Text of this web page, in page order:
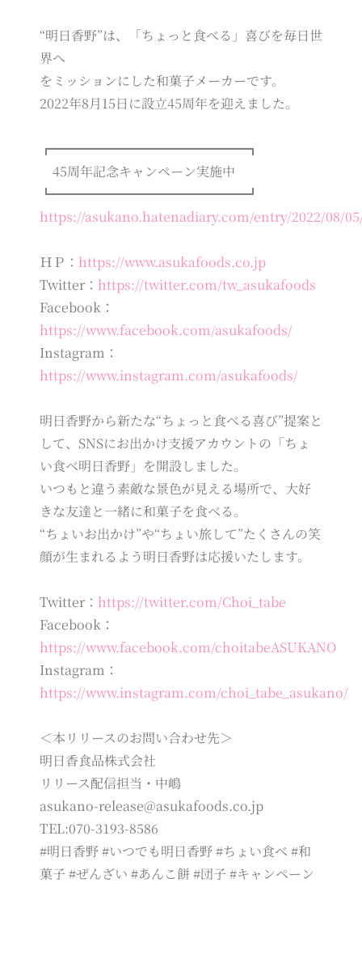
“明日香野”は、「ちょっと食べる」喜びを毎日世
界へ
をミッションにした和菓子メーカーです。
2022年8月15日に設立45周年を迎えました。
┏━━━━━━━━━━━━━━━┓
45周年記念キャンペーン実施中
┗━━━━━━━━━━━━━━━┛
https://asukano.hatenadiary.com/entry/2022/08/
ＨＰ： https://www.asukafoods.co.jp
Twitter： https://twitter.com/tw_asukafoods
Facebook：
https://www.facebook.com/asukafoods/
Instagram：
https://www.instagram.com/asukafoods/
明日香野から新たな“ちょっと食べる喜び”提案と
して、SNSにお出かけ支援アカウントの「ちょ
い食べ明日香野」を開設しました。
いつもと違う素敵な景色が見える場所で、大好
きな友達と一緒に和菓子を食べる。
“ちょいお出かけ”や“ちょい旅して”たくさんの笑
顔が生まれるよう明日香野は応援いたします。
Twitter： https://twitter.com/Choi_tabe
Facebook：
https://www.facebook.com/choitabeASUKANO
Instagram：
https://www.instagram.com/choi_tabe_asukano/
＜本リリースのお問い合わせ先＞
明日香食品株式会社
リリース配信担当・中嶋
asukano-release@asukafoods.co.jp
TEL:070-3193-8586
#明日香野 #いつでも明日香野 #ちょい食べ #和
菓子 #ぜんざい #あんこ餅 #団子 #キャンペーン